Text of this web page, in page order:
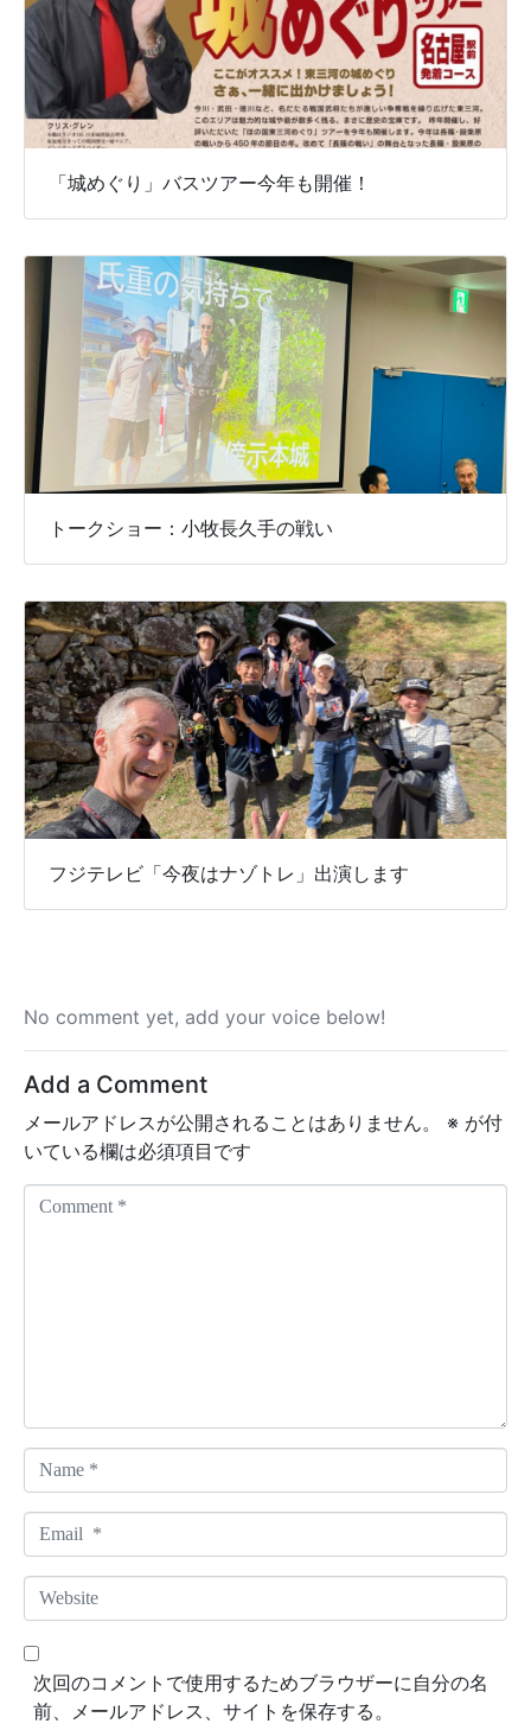
「城めぐり」バスツアー今年も開催！
トークショー：小牧長久手の戦い
フジテレビ「今夜はナゾトレ」出演します
No comment yet, add your voice below!
Add a Comment
メールアドレスが公開されることはありません。 ※ が付
いている欄は必須項目です
a
m
*
m
a
*
W
e
b
次回のコメントで使用するためブラウザーに自分の名
前、メールアドレス、サイトを保存する。